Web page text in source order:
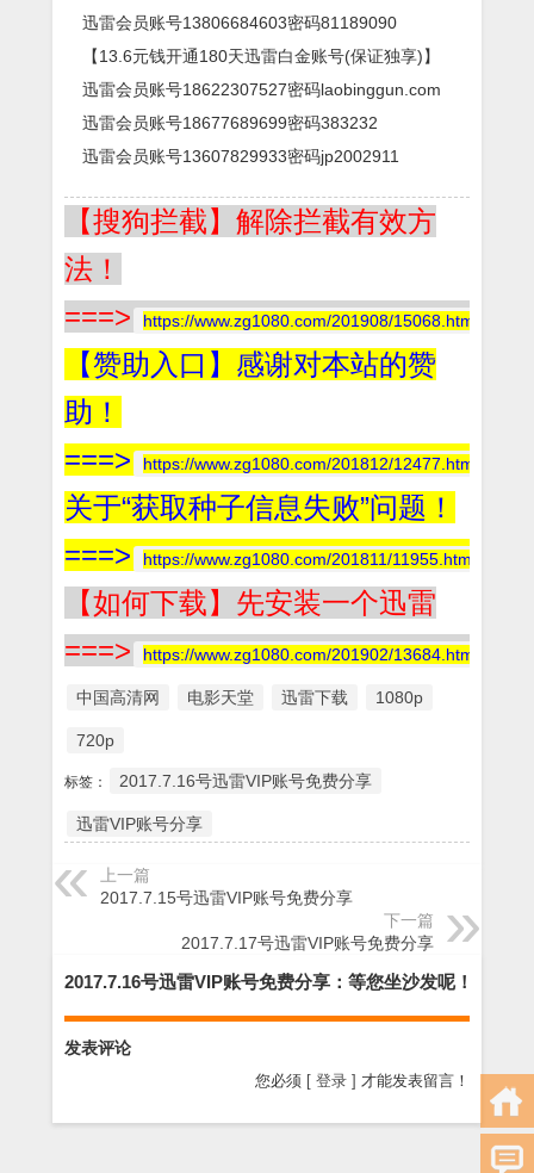
迅雷会员账号13806684603密码81189090
【13.6元钱开通180天迅雷白金账号(保证独享)】
迅雷会员账号18622307527密码laobinggun.com
迅雷会员账号18677689699密码383232
迅雷会员账号13607829933密码jp2002911
【搜狗拦截】解除拦截有效方
法！
===>
https://www.zg1080.com/201908/15068.html
【赞助入口】感谢对本站的赞
助！
===>
https://www.zg1080.com/201812/12477.html
关于“获取种子信息失败”问题！
===>
https://www.zg1080.com/201811/11955.html
【如何下载】先安装一个迅雷
===>
https://www.zg1080.com/201902/13684.html
中国高清网 电影天堂 迅雷下载 1080p
720p
标签： 2017.7.16号迅雷VIP账号免费分享
迅雷VIP账号分享
上一篇
2017.7.15号迅雷VIP账号免费分享
下一篇
2017.7.17号迅雷VIP账号免费分享
2017.7.16号迅雷VIP账号免费分享：等您坐沙发呢！
发表评论
您必须 [ 登录 ] 才能发表留言！